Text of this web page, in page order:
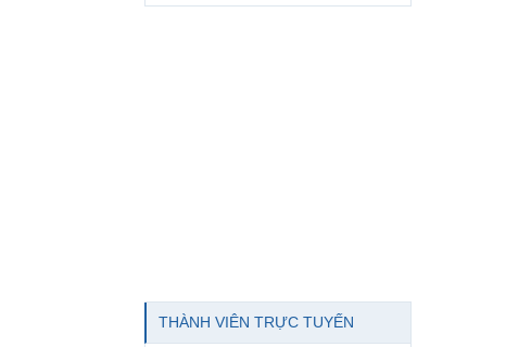
THÀNH VIÊN TRỰC TUYẾN